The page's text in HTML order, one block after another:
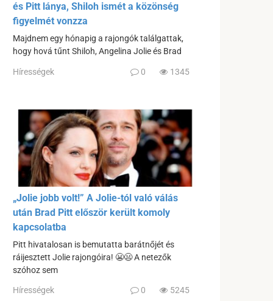
és Pitt lánya, Shiloh ismét a közönség
figyelmét vonzza
Majdnem egy hónapig a rajongók találgattak,
hogy hová tűnt Shiloh, Angelina Jolie és Brad
Hírességek 0 1345
„Jolie jobb volt!” A Jolie-tól való válás
után Brad Pitt először került komoly
kapcsolatba
Pitt hivatalosan is bemutatta barátnőjét és
ráijesztett Jolie rajongóira! 😬😦 A netezők
szóhoz sem
Hírességek 0 5245